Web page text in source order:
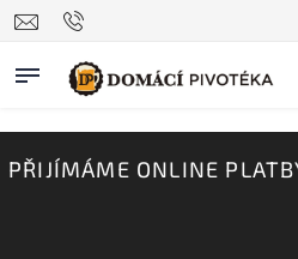
PŘIJÍMÁME ONLINE